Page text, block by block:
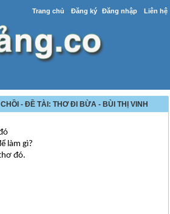
Trang chủ Đăng ký Đăng nhập Liên hệ
- ĐỀ TÀI: THƠ ĐI BỪA - BÙI THỊ VINH
làm gì?
đó.